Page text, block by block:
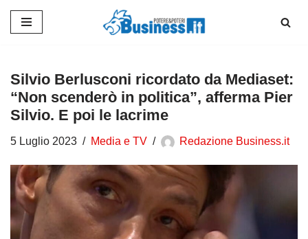
contenuto
Silvio Berlusconi ricordato da Mediaset:
“Non scenderò in politica”, afferma Pier
Silvio. E poi le lacrime
5 Luglio 2023 Media e TV Redazione Business.it